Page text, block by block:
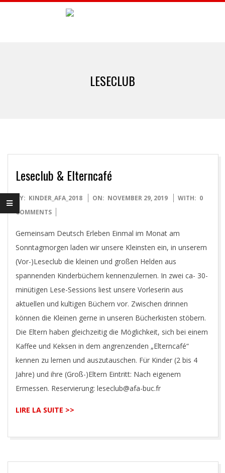
U
C
LESECLUB
Leseclub & Elterncafé
2019-
11-
BY: KINDER_AFA_2018 ON: NOVEMBER 29, 2019 WITH: 0
COMMENTS
Gemeinsam Deutsch Erleben Einmal im Monat am
Sonntagmorgen laden wir unsere Kleinsten ein, in unserem
(Vor-)Leseclub die kleinen und großen Helden aus
spannenden Kinderbüchern kennenzulernen. In zwei ca- 30-
minütigen Lese-Sessions liest unsere Vorleserin aus
aktuellen und kultigen Büchern vor. Zwischen drinnen
können die Kleinen gerne in unseren Bücherkisten stöbern.
Die Eltern haben gleichzeitig die Möglichkeit, sich bei einem
Kaffee und Keksen in dem angrenzenden „Elterncafé“
kennen zu lernen und auszutauschen. Für Kinder (2 bis 4
Jahre) und ihre (Groß-)Eltern Eintritt: Nach eigenem
Ermessen. Reservierung: leseclub@afa-buc.fr
LIRE LA SUITE >>